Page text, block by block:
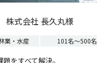
株式会社 長久丸様
業・水産 101名～500名
をすべて解決。